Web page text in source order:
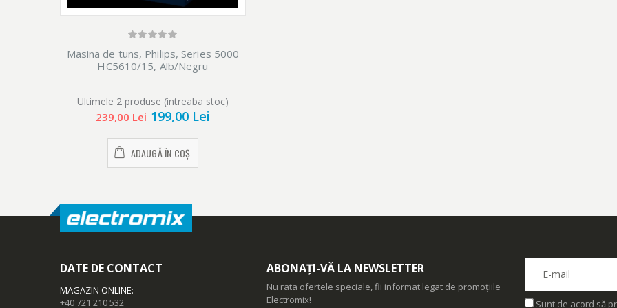
Masina de tuns, Philips, Series 5000
HC5610/15, Alb/Negru
Ultimele 2 produse (intreaba stoc)
239,00 Lei 199,00 Lei
ADAUGĂ ÎN COȘ
DATE DE CONTACT
MAGAZIN ONLINE:
+40 721 210 532
ABONAȚI-VĂ LA NEWSLETTER
Nu rata ofertele speciale, fii informat legat de promoțiile
Electromix!
Sunt de acord să